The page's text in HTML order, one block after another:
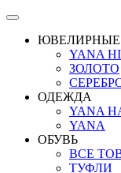
YANA
ЗОЛОТО
ОДЕЖДА
YANA
YANA
ОБУВЬ
ВСЕ
ТУФЛИ